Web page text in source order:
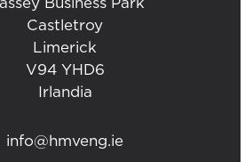
Business Park
Castletroy
Limerick
V94 YHD6
Irlandia
info@hmveng.ie